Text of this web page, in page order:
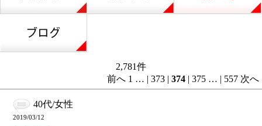
2,781件
前へ 1 … | 373 | 374 | 375 … | 557 次へ
40代/女性
2019/03/12